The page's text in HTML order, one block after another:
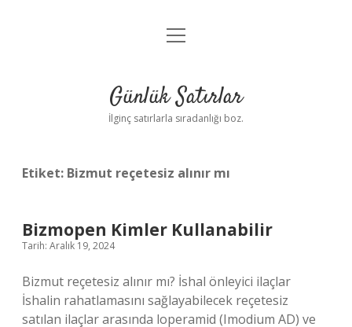
Anasayfa
Yasal Uyarı
menüyü
Günlük Satırlar
İlginç satırlarla sıradanlığı boz.
Etiket: Bizmut reçetesiz alınır mı
Bizmopen Kimler Kullanabilir
Tarih: Aralık 19, 2024
Bizmut reçetesiz alınır mı? İshal önleyici ilaçlar
İshalin rahatlamasını sağlayabilecek reçetesiz
satılan ilaçlar arasında loperamid (Imodium AD) ve